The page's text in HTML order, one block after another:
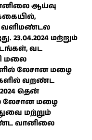
ஆய்வு
வளிமண்டல
23.04.2024 மற்றும்
வட
மலை
லேசான மழை
வறண்ட
தென்
லேசான மழை
மற்றும்
வானிலை